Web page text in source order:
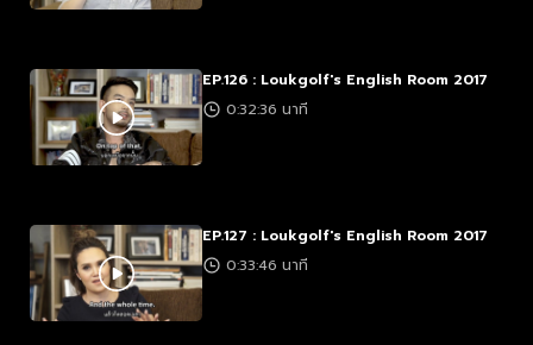
EP.126 : Loukgolf's English Room 2017
0:32:36 นาที
EP.127 : Loukgolf's English Room 2017
0:33:46 นาที